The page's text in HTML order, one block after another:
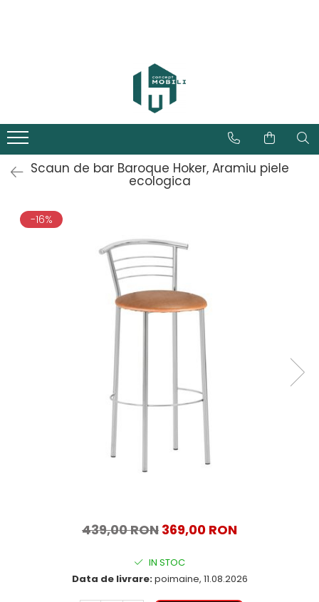
Scaun de bar Baroque Hoker, Aramiu piele
ecologica
-16%
439,00 RON 369,00 RON
IN STOC
Data de livrare:poimaine, 11.08.2026